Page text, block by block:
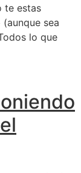
te estas
sea
lo que